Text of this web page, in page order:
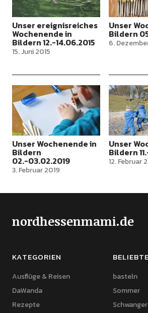
Unser ereignisreiches
Wochenende in
Bildern 12.-14.06.2015
15. Juni 2015
Unser
Bildern
6.
Unser Wochenende in
Bildern
02.-03.02.2019
3. Februar 2019
Unser
Bildern
12. Februar
nordhessenmami.de
KATEGORIEN
Ausflüge & Reisen
DaWanda
Rezepte
basteln
Sommer